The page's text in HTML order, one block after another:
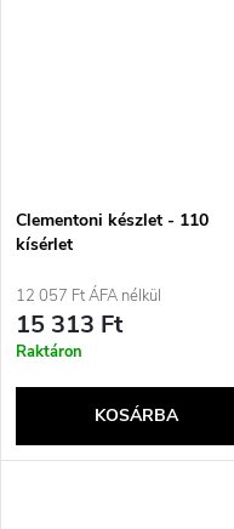
Clementoni készlet - 110
kísérlet
12 057 Ft ÁFA nélkül
15 313 Ft
Raktáron
KOSÁRBA